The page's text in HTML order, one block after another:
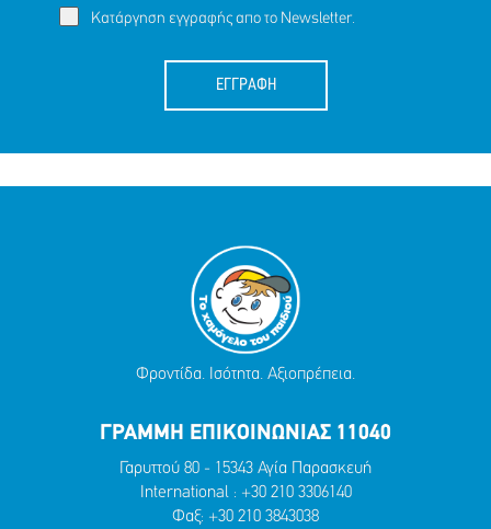
Κατάργηση εγγραφής απο το Newsletter.
ΕΓΓΡΑΦΗ
Φροντίδα. Ισότητα. Αξιοπρέπεια.
ΓΡΑΜΜΗ ΕΠΙΚΟΙΝΩΝΙΑΣ 11040
Γαρυττού 80 - 15343 Αγία Παρασκευή
International : +30 210 3306140
Φαξ: +30 210 3843038